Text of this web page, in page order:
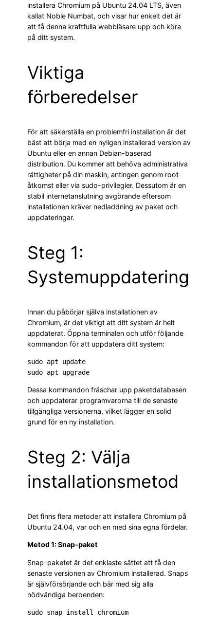
installera Chromium på Ubuntu 24.04 LTS, även
kallat Noble Numbat, och visar hur enkelt det är
att få denna kraftfulla webbläsare upp och köra
på ditt system.
Viktiga
förberedelser
För att säkerställa en problemfri installation är det
bäst att börja med en nyligen installerad version av
Ubuntu eller en annan Debian-baserad
distribution. Du kommer att behöva administrativa
rättigheter på din maskin, antingen genom root-
åtkomst eller via sudo-privilegier. Dessutom är en
stabil internetanslutning avgörande eftersom
installationen kräver nedladdning av paket och
uppdateringar.
Steg 1:
Systemuppdatering
Innan du påbörjar själva installationen av
Chromium, är det viktigt att ditt system är helt
uppdaterat. Öppna terminalen och utför följande
kommandon för att uppdatera ditt system:
sudo apt update
sudo apt upgrade
Dessa kommandon fräschar upp paketdatabasen
och uppdaterar programvarorna till de senaste
tillgängliga versionerna, vilket lägger en solid
grund för en ny installation.
Steg 2: Välja
installationsmetod
Det finns flera metoder att installera Chromium på
Ubuntu 24.04, var och en med sina egna fördelar.
Metod 1: Snap-paket
Snap-paketet är det enklaste sättet att få den
senaste versionen av Chromium installerad. Snaps
är självförsörjande och bär med sig alla
nödvändiga beroenden:
sudo snap install chromium